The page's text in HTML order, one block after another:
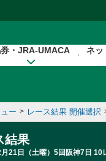
・JRA-UMACA ネッ
ー > レース結果 開催選択
結果
21日（土曜）5回阪神7日 10